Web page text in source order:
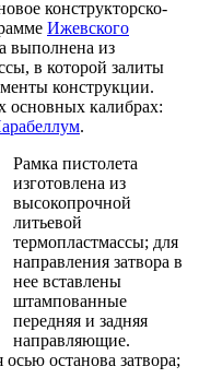
конструкторско-
Ижевского
выполнена из
в которой залиты
конструкции.
основных калибрах:
.
Рамка пистолета
изготовлена из
высокопрочной
литьевой
термопластмассы; для
направления затвора в
нее вставлены
штампованные
передняя и задняя
направляющие.
останова затвора;